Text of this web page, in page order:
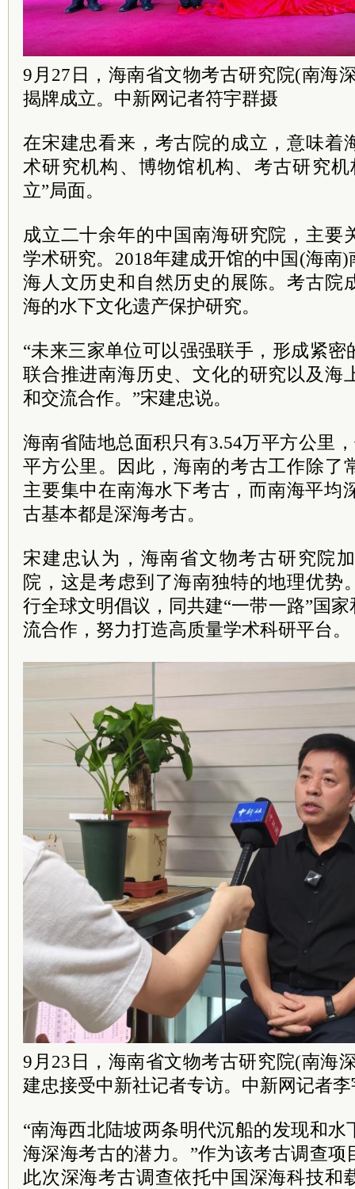
9月27日，海南省文物考古研究院(南海
揭牌成立。中新网记者符宇群摄
在宋建忠看来，考古院的成立，意味着
术研究机构、博物馆机构、考古研究
立”局面。
成立二十余年的中国南海研究院，主要
学术研究。2018年建成开馆的中国(海南
海人文历史和自然历史的展陈。考古院
海的水下文化遗产保护研究。
“未来三家单位可以强强联手，形成紧
联合推进南海历史、文化的研究以及海
和交流合作。”宋建忠说。
海南省陆地总面积只有3.54万平方公里
平方公里。因此，海南的考古工作除了
主要集中在南海水下考古，而南海平均
古基本都是深海考古。
宋建忠认为，海南省文物考古研究院
院，这是考虑到了海南独特的地理优势
行全球文明倡议，同共建“一带一路”国
流合作，努力打造高质量学术科研平台。
9月23日，海南省文物考古研究院(南海
建忠接受中新社记者专访。中新网记者
“南海西北陆坡两条明代沉船的发现和
海深海考古的潜力。”作为该考古调查
此次深海考古调查依托中国深海科技和